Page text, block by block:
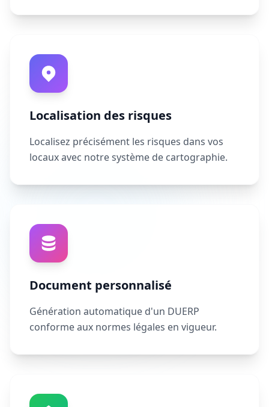
Localisation des risques
Localisez précisément les risques dans vos
locaux avec notre système de cartographie.
Document personnalisé
Génération automatique d'un DUERP
conforme aux normes légales en vigueur.